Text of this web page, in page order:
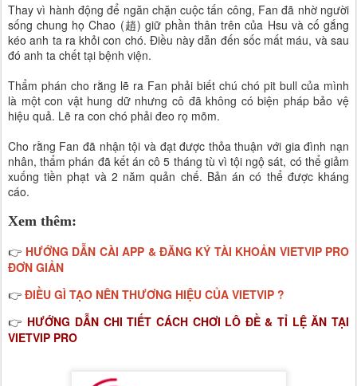
Thay vì hành động để ngăn chặn cuộc tấn công, Fan đã nhờ người
sống chung họ Chao (趙) giữ phần thân trên của Hsu và cố gắng
kéo anh ta ra khỏi con chó. Điều này dẫn đến sốc mất máu, và sau
đó anh ta chết tại bệnh viện.
Thẩm phán cho rằng lẽ ra Fan phải biết chú chó pit bull của mình
là một con vật hung dữ nhưng cô đã không có biện pháp bảo vệ
hiệu quả. Lẽ ra con chó phải đeo rọ mõm.
Cho rằng Fan đã nhận tội và đạt được thỏa thuận với gia đình nạn
nhân, thẩm phán đã kết án cô 5 tháng tù vì tội ngộ sát, có thể giảm
xuống tiền phạt và 2 năm quản chế. Bản án có thể được kháng
cáo.
Xem thêm:
👉 HƯỚNG DẪN CÀI APP & ĐĂNG KÝ TÀI KHOẢN VIETVIP PRO
ĐƠN GIẢN
👉 ĐIỀU GÌ TẠO NÊN THƯƠNG HIỆU CỦA VIETVIP ?
👉 HƯỚNG DẪN CHI TIẾT CÁCH CHƠI LÔ ĐỀ & TỈ LỆ ĂN TẠI
VIETVIP PRO